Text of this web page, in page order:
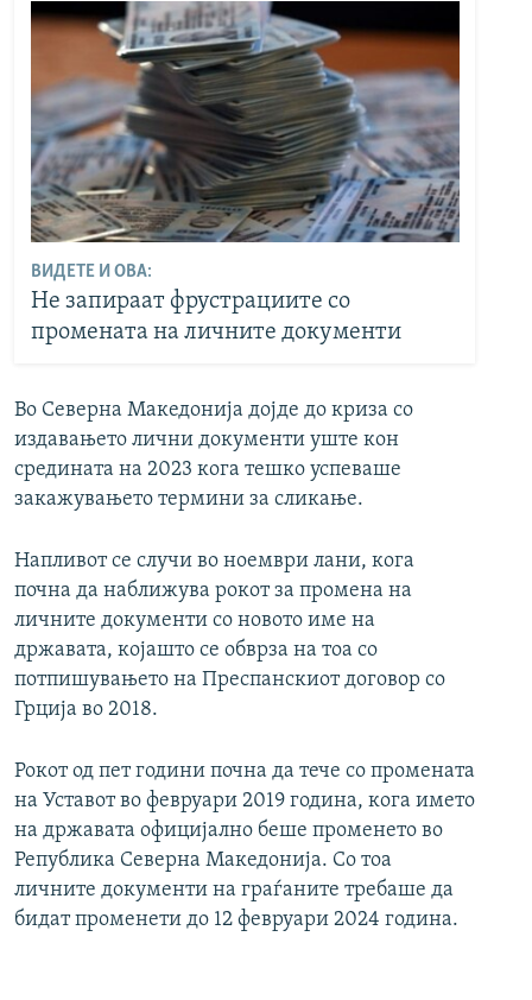
ВИДЕТЕ И ОВА:
Не запираат фрустрациите со
промената на личните документи
Во Северна Македонија дојде до криза со
издавањето лични документи уште кон
средината на 2023 кога тешко успеваше
закажувањето термини за сликање.
Напливот се случи во ноември лани, кога
почна да наближува рокот за промена на
личните документи со новото име на
државата, којашто се обврза на тоа со
потпишувањето на Преспанскиот договор со
Грција во 2018.
Рокот од пет години почна да тече со промената
на Уставот во февруари 2019 година, кога името
на државата официјално беше променето во
Република Северна Македонија. Со тоа
личните документи на граѓаните требаше да
бидат променети до 12 февруари 2024 година.